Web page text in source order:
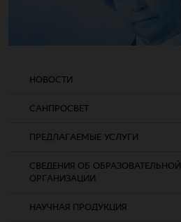
НОВОСТИ
САНПРОСВЕТ
ПРЕДЛАГАЕМЫЕ УСЛУГИ
СВЕДЕНИЯ ОБ ОБРАЗОВАТЕЛЬНОЙ
ОРГАНИЗАЦИИ
НАУЧНАЯ ПРОДУКЦИЯ